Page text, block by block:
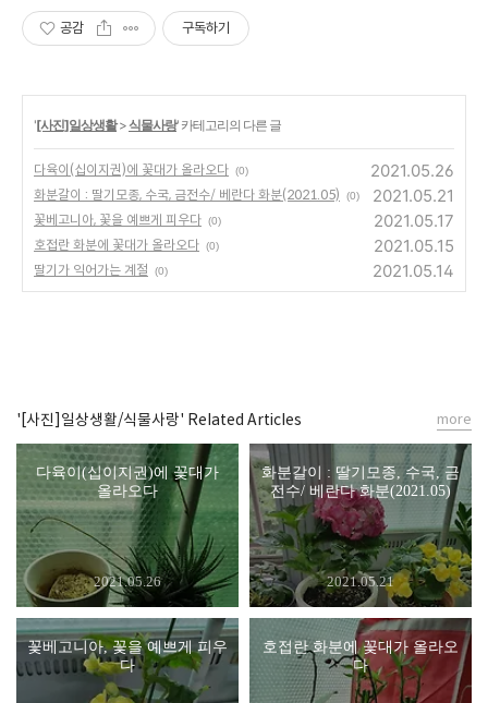
공감 구독하기
'[사진]일상생활> 식물사랑' 카테고리의 다른 글
다육이(십이지권)에 꽃대가 올라오다 (0) 2021.05.26
화분갈이 : 딸기모종, 수국, 금전수/ 베란다 화분(2021.05) (0) 2021.05.21
꽃베고니아, 꽃을 예쁘게 피우다 (0) 2021.05.17
호접란 화분에 꽃대가 올라오다 (0) 2021.05.15
딸기가 익어가는 계절 (0) 2021.05.14
'[사진]일상생활/식물사랑' Related Articles
다육이(십이지권)에 꽃대가
올라오다
2021.05.26
화분갈이 : 딸기모종, 수국, 금
전수/ 베란다 화분(2021.05)
2021.05.21
꽃베고니아, 꽃을 예쁘게 피우
다
호접란 화분에 꽃대가 올라오
다
more